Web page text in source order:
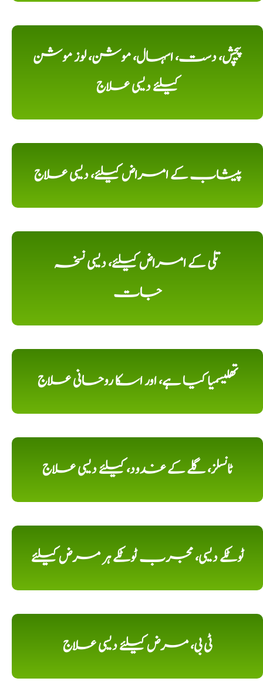
پیچش، دست، اسہال، موشن، لوز موشن
کیلئے دیسی علاج
پیشاب کے امراض کیلئے، دیسی علاج
تلی کے امراض کیلئے، دیسی نسخہ
جات
تھلیسمیا کیا ہے، اور اسکا روحانی علاج
ٹانسلز، گلے کے غدود، کیلئے دیسی علاج
ٹوٹکے دیسی، مجرب ٹوٹکے ہر مرض کیلئے
ٹی بی، مرض کیلئے دیسی علاج